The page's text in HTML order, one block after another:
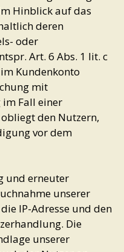
Hinblick auf das
deren
oder
Art. 6 Abs. 1 lit. c
Kundenkonto
mit
Fall einer
den Nutzern,
vor dem
und erneuter
unserer
IP-Adresse und den
Die
unserer